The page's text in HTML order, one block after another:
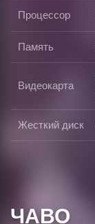
Процессор
Память
Видеокарта
Жесткий диск
ЧАВО